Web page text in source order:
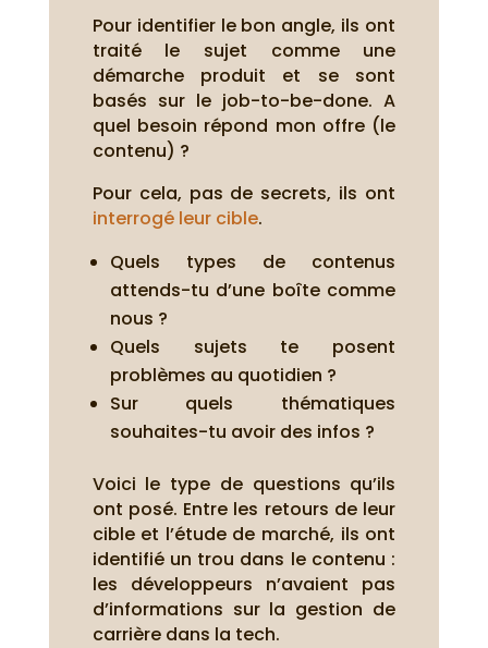
Pour identifier le bon angle, ils ont
traité le sujet comme une
démarche produit et se sont
basés sur le job-to-be-done. A
quel besoin répond mon offre (le
contenu) ?
Pour cela, pas de secrets, ils ont
interrogé leur cible.
Quels types de contenus
attends-tu d’une boîte comme
nous ?
Quels sujets te posent
problèmes au quotidien ?
Sur quels thématiques
souhaites-tu avoir des infos ?
Voici le type de questions qu’ils
ont posé. Entre les retours de leur
cible et l’étude de marché, ils ont
identifié un trou dans le contenu :
les développeurs n’avaient pas
d’informations sur la gestion de
carrière dans la tech.